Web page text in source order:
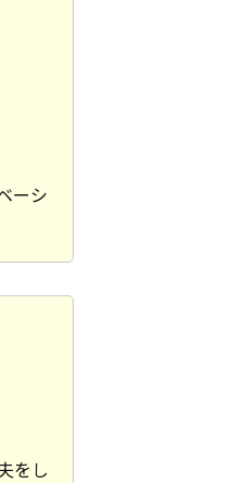
ーシ
をし